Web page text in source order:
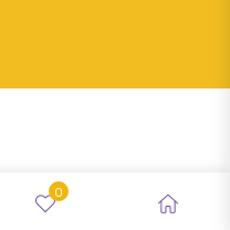
أجهزة العرض والإستقبال
0